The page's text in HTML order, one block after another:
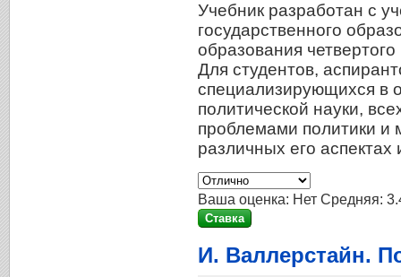
Учебник разработан с
государственного
образования
Для студентов,
специализирующихся в
политической науки,
проблемами политики и
различных его аспектах
Ваша оценка: Нет Средняя:
И. Валлерстайн.